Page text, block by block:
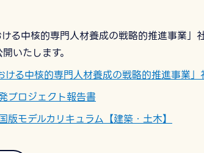
る中核的専門人材養成の戦略的推進事業」
いたします。
る中核的専門人材養成の戦略的推進事業
プロジェクト報告書
版モデルカリキュラム【建築・土木】